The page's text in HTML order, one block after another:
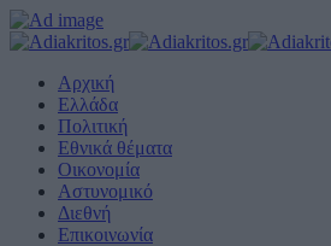
Αρχική
Ελλάδα
Πολιτική
Εθνικά θέματα
Οικονομία
Αστυνομικό
Διεθνή
Επικοινωνία